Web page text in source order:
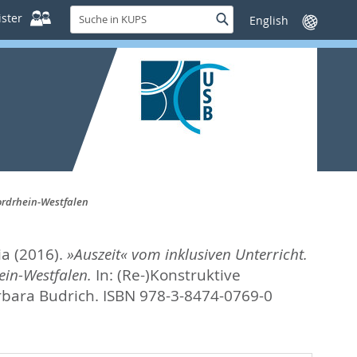
Suche
in
KUPS
SucheSprache
wechseln
Westfalen
(2016). »Auszeit« vom inklusiven Unterricht.
Westfalen. In: (Re-)Konstruktive
Budrich. ISBN 978-3-8474-0769-0